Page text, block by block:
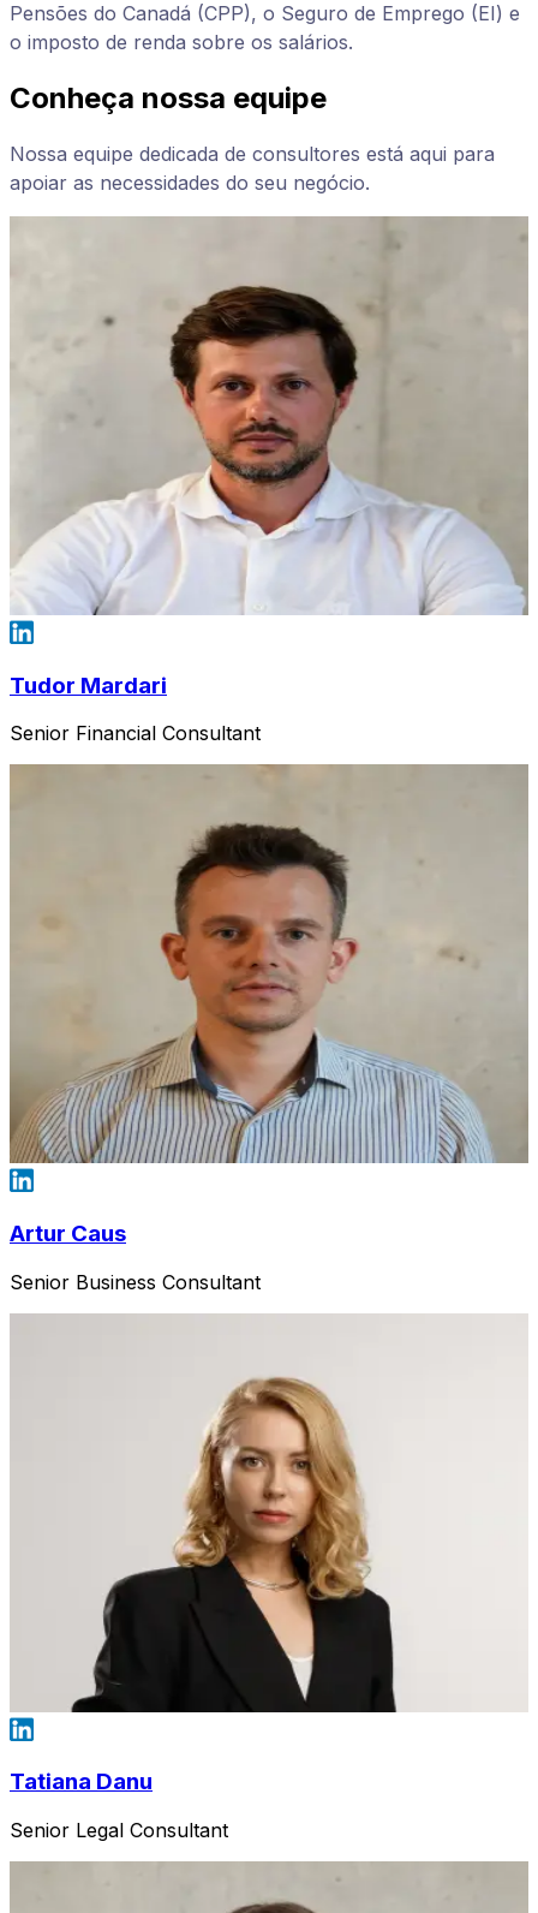
Pensões do Canadá (CPP), o Seguro de Emprego (EI) e
o imposto de renda sobre os salários.
Conheça nossa equipe
Nossa equipe dedicada de consultores está aqui para
apoiar as necessidades do seu negócio.
Tudor Mardari
Senior Financial Consultant
Artur Caus
Senior Business Consultant
Tatiana Danu
Senior Legal Consultant